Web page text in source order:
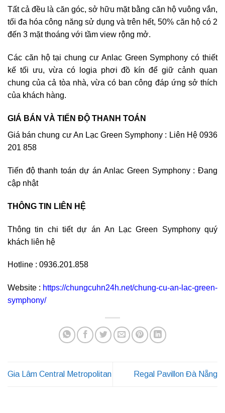
Tất cả đều là căn góc, sở hữu mặt bằng căn hộ vuông vắn,
tối đa hóa công năng sử dụng và trên hết, 50% căn hộ có 2
đến 3 mặt thoáng với tầm view rộng mở.
Các căn hộ tại chung cư Anlac Green Symphony có thiết
kế tối ưu, vừa có logia phơi đồ kín để giữ cảnh quan
chung của cả tòa nhà, vừa có ban công đáp ứng sở thích
của khách hàng.
GIÁ BÁN VÀ TIẾN ĐỘ THANH TOÁN
Giá bán chung cư An Lạc Green Symphony : Liên Hệ 0936
201 858
Tiến độ thanh toán dự án Anlac Green Symphony : Đang
cập nhật
THÔNG TIN LIÊN HỆ
Thông tin chi tiết dự án An Lạc Green Symphony quý
khách liên hệ
Hotline : 0936.201.858
Website : https://chungcuhn24h.net/chung-cu-an-lac-green-
symphony/
Gia Lâm Central Metropolitan Regal Pavillon Đà Nẵng